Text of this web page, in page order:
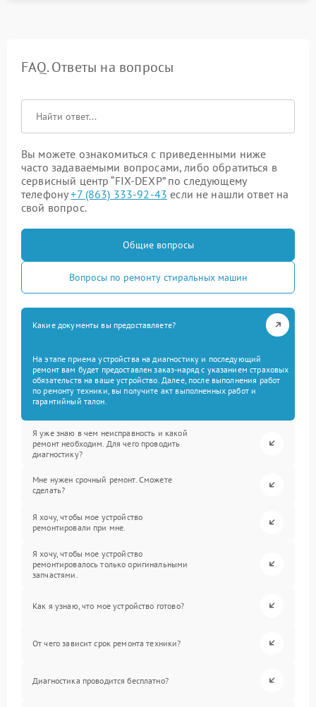
FAQ. Ответы на вопросы
Вы можете ознакомиться с приведенными ниже
часто задаваемыми вопросами, либо обратиться в
сервисный центр “FIX-DEXP” по следующему
телефону+7 (863) 333-92-43 если не нашли ответ на
свой вопрос.
Общие вопросы
Вопросы по ремонту стиральных машин
Какие документы вы предоставляете?
На этапе приема устройства на диагностику и последующий
ремонт вам будет предоставлен заказ-наряд с указанием страховых
обязательств на ваше устройство. Далее, после выполнения работ
по ремонту техники, вы получите акт выполненных работ и
гарантийный талон.
Я уже знаю в чем неисправность и какой
ремонт необходим. Для чего проводить
диагностику?
Мне нужен срочный ремонт. Сможете
сделать?
Я хочу, чтобы мое устройство
ремонтировали при мне.
Я хочу, чтобы мое устройство
ремонтировалось только оригинальными
запчастями.
Как я узнаю, что мое устройство готово?
От чего зависит срок ремонта техники?
Диагностика проводится бесплатно?